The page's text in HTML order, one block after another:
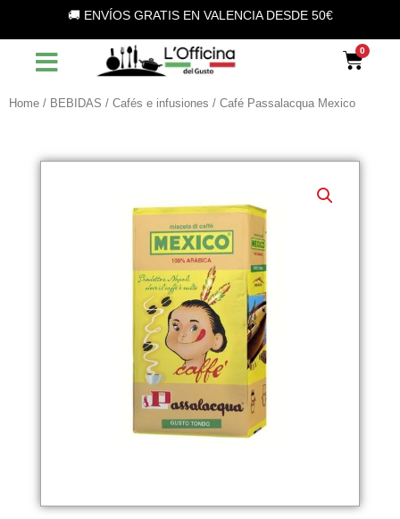
contenuto
🚚 ENVÍOS GRATIS EN VALENCIA DESDE 50€
Home / BEBIDAS / Cafés e infusiones / Café Passalacqua Mexico